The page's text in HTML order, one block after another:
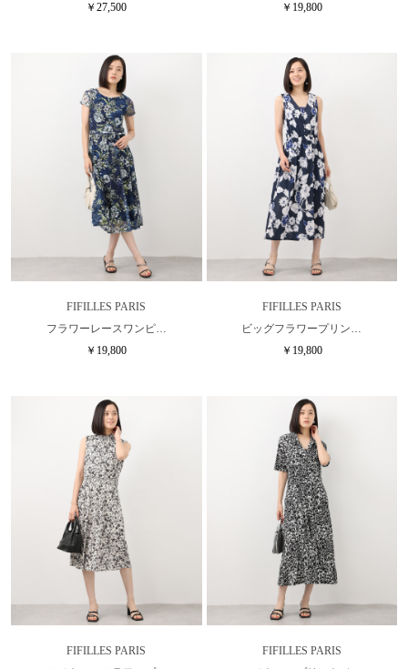
￥27,500
￥19,800
FIFILLES PARIS
フラワーレースワンピ…
￥19,800
FIFILLES PARIS
ビッグフラワープリン…
￥19,800
FIFILLES PARIS
FIFILLES PARIS